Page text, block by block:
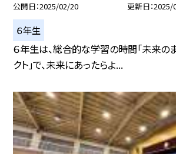
公開日 2025/02/20 更新日 2025/
６年生
６年生は、総合的な学習の時間「未来の
クト」で、未来にあったらよ...